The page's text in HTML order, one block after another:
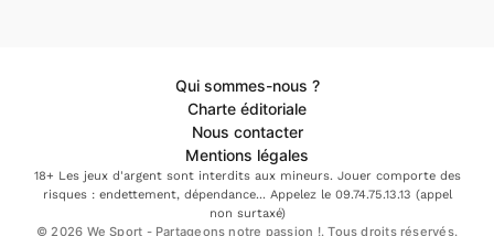
Qui sommes-nous ?
Charte éditoriale
Nous contacter
Mentions légales
18+ Les jeux d'argent sont interdits aux mineurs. Jouer comporte des
risques : endettement, dépendance... Appelez le 09.74.75.13.13 (appel
non surtaxé)
© 2026 We Sport - Partageons notre passion !. Tous droits réservés.